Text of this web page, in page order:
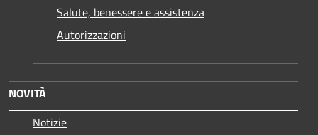
Salute, benessere e assistenza
Autorizzazioni
NOVITÀ
Notizie